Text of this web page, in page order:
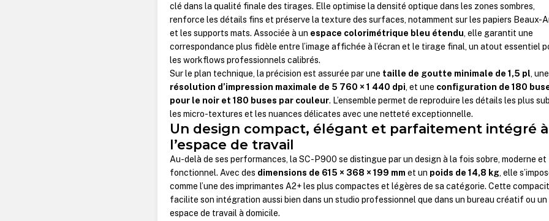
clé dans la qualité finale des tirages. Elle optimise la densité optique dans les zones sombres,
renforce les détails fins et préserve la texture des surfaces, notamment sur les papiers Beaux-
et les supports mats. Associée à un espace colorimétrique bleu étendu, elle garantit une
correspondance plus fidèle entre l’image affichée à l’écran et le tirage final, un atout essentiel
les workflows professionnels calibrés.
Sur le plan technique, la précision est assurée par une taille de goutte minimale de 1,5 pl, une
résolution d’impression maximale de 5 760 × 1 440 dpi, et une configuration de 180
pour le noir et 180 buses par couleur. L’ensemble permet de reproduire les détails les plus
les micro-textures et les nuances délicates avec une netteté exceptionnelle.
Un design compact, élégant et parfaitement intégré à
l’espace de travail
Au-delà de ses performances, la SC-P900 se distingue par un design à la fois sobre, moderne et
fonctionnel. Avec des dimensions de 615 × 368 × 199 mm et un poids de 14,8 kg, elle
comme l’une des imprimantes A2+ les plus compactes et légères de sa catégorie. Cette
facilite son intégration aussi bien dans un studio professionnel que dans un bureau créatif ou un
espace de travail à domicile.